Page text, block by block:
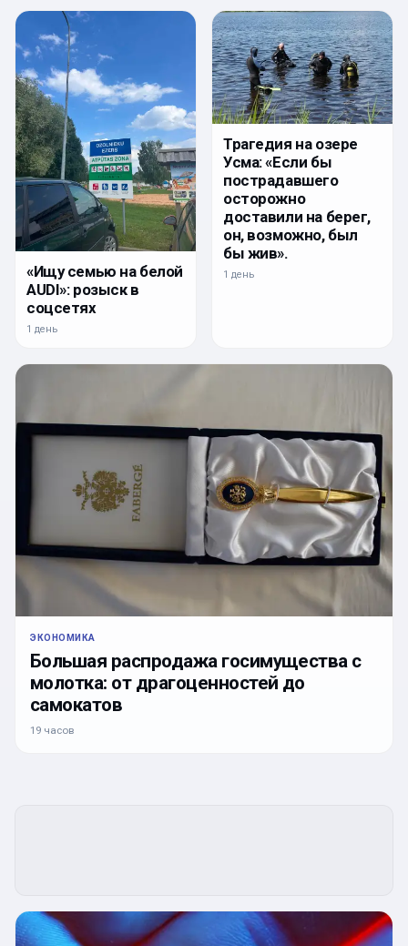
«Ищу семью на белой
AUDI»: розыск в
соцсетях
1 день
Трагедия на озере
Усма: «Если бы
пострадавшего
осторожно
доставили на берег,
он, возможно, был
бы жив».
1 день
ЭКОНОМИКА
Большая распродажа госимущества с
молотка: от драгоценностей до
самокатов
19 часов